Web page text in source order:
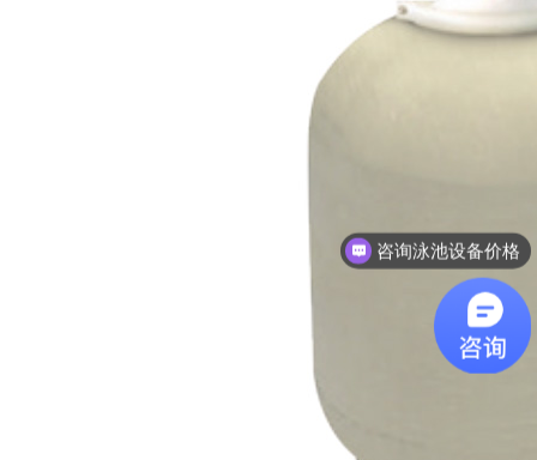
需要了解泳池设计方案